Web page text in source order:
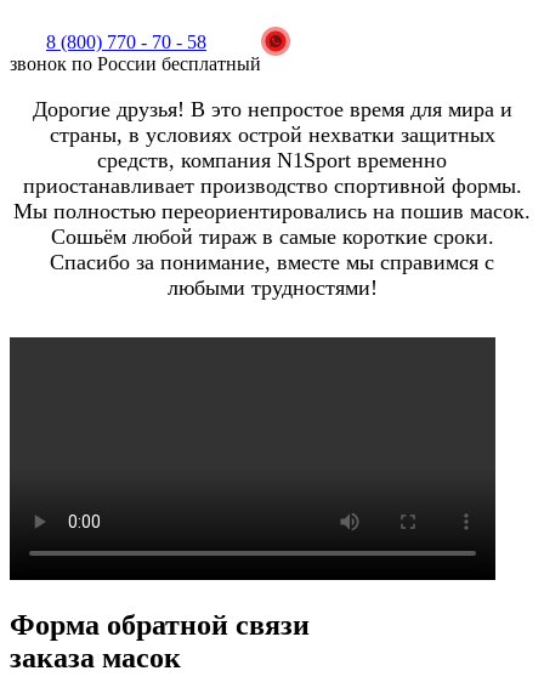
8 (800) 770 - 70 - 58
звонок по России бесплатный
Дорогие друзья! В это непростое время для мира и
страны, в условиях острой нехватки защитных
средств, компания N1Sport временно
приостанавливает производство спортивной формы.
Мы полностью переориентировались на пошив масок.
Сошьём любой тираж в самые короткие сроки.
Спасибо за понимание, вместе мы справимся с
любыми трудностями!
Форма обратной связи
заказа масок